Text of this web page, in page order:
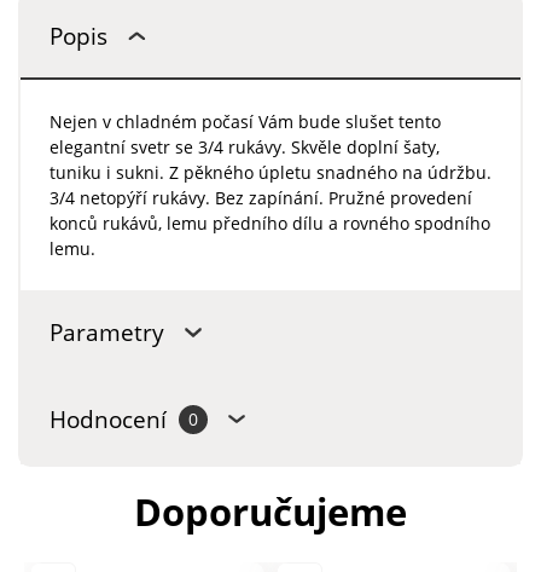
Popis
Nejen v chladném počasí Vám bude slušet tento
elegantní svetr se 3/4 rukávy. Skvěle doplní šaty,
tuniku i sukni. Z pěkného úpletu snadného na údržbu.
3/4 netopýří rukávy. Bez zapínání. Pružné provedení
konců rukávů, lemu předního dílu a rovného spodního
lemu.
Parametry
Hodnocení 0
Doporučujeme